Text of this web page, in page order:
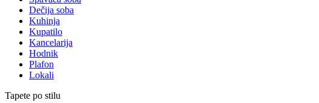
Dečija soba
Kuhinja
Kupatilo
Kancelarija
Hodnik
Plafon
Lokali
Tapete po stilu